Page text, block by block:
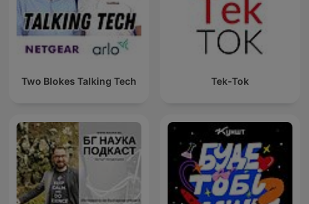
Two Blokes Talking Tech Tek-Tok